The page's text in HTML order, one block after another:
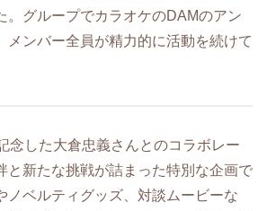
。​グループでカラオケのDAMのアン
メンバー全員が精力的に活動を続けて
念した大倉忠義さんとのコラボレー
と新たな挑戦が詰まった特別な企画で
ノベルティグッズ、対談ムービーな